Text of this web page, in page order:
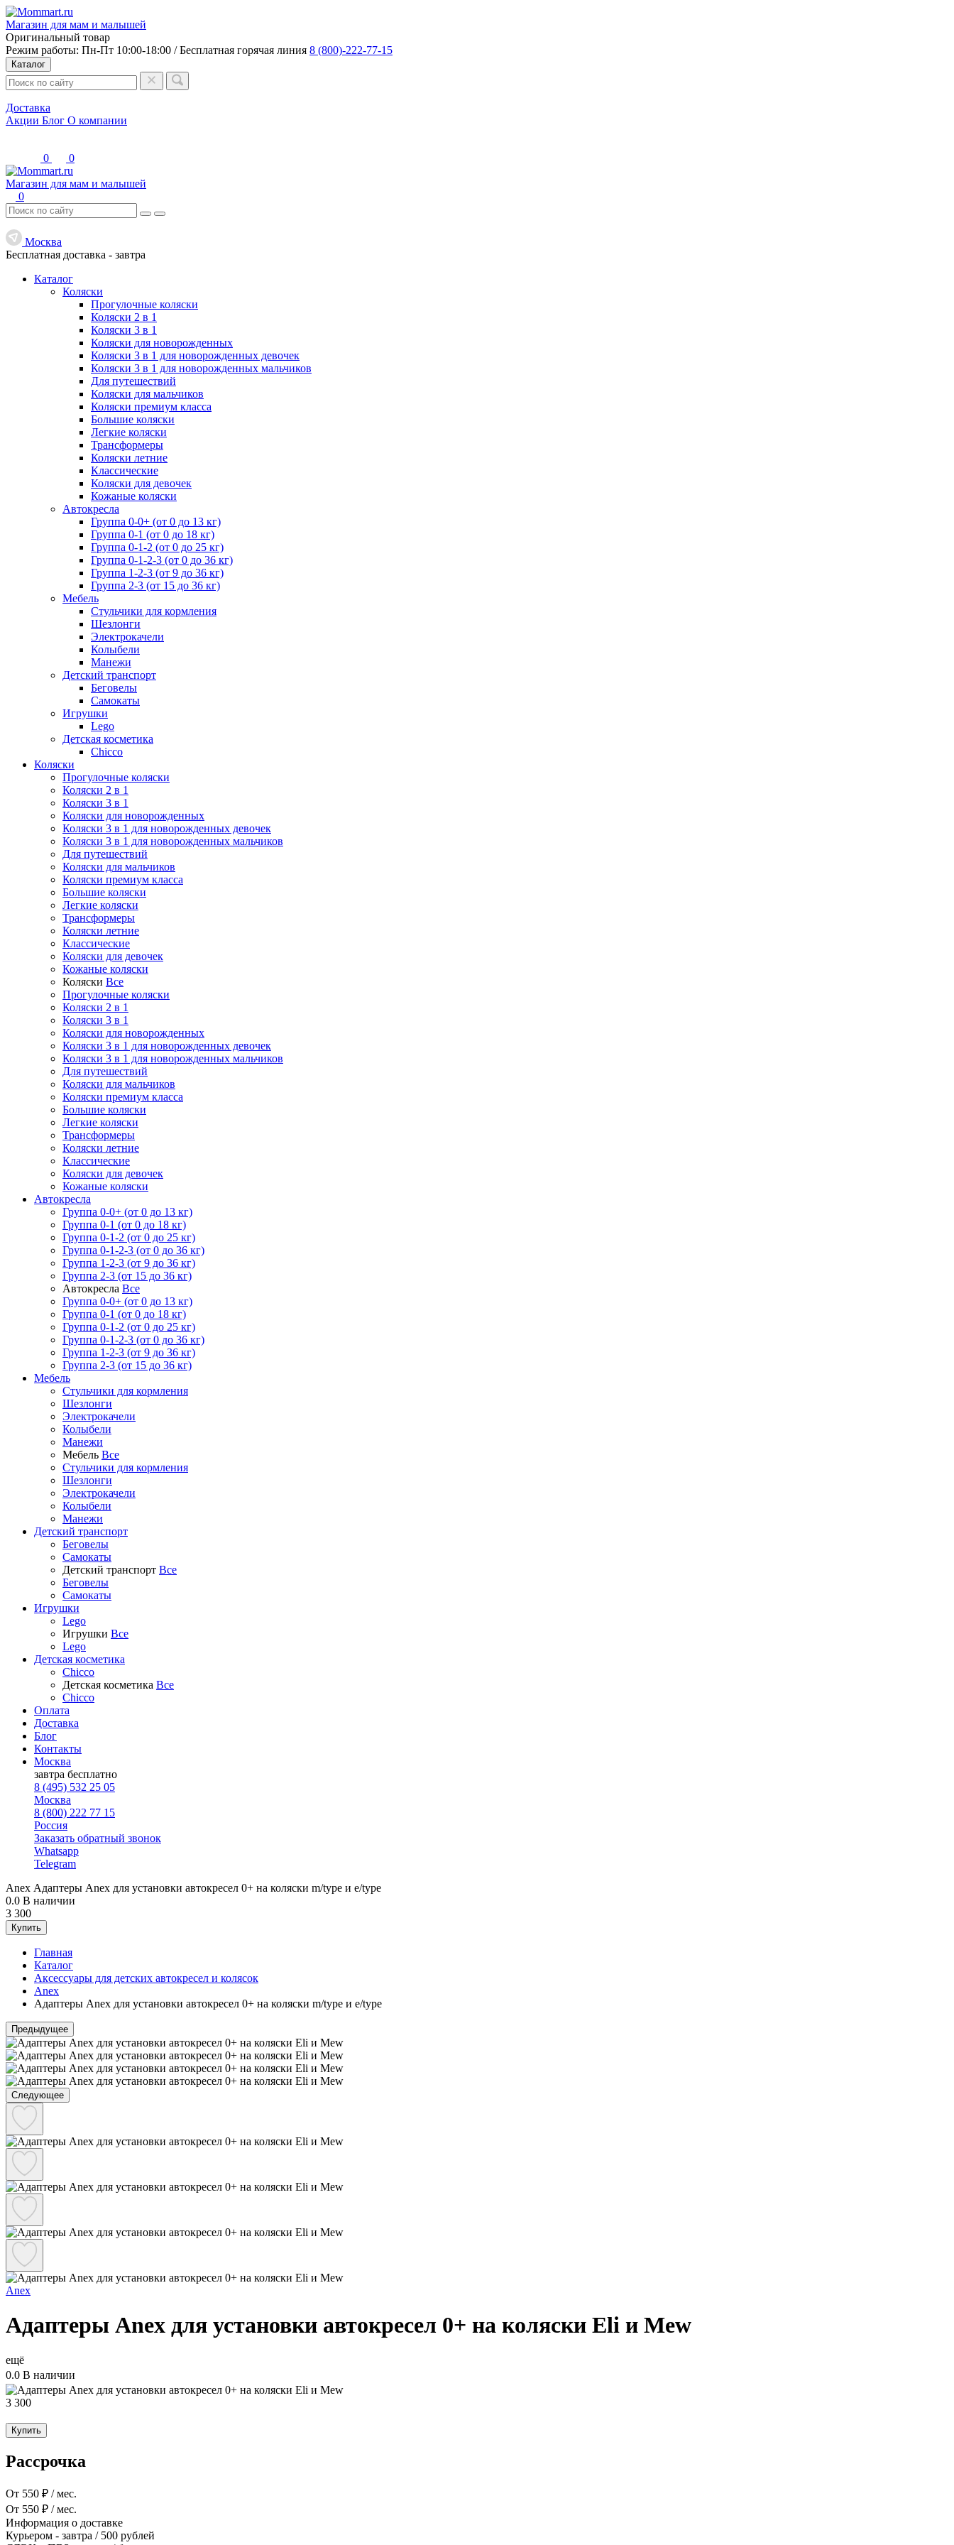
Магазин для мам и малышей
Оригинальный товар
Режим работы: Пн-Пт 10:00-18:00 / Бесплатная горячая линия 8 (800)-222-77-15
Каталог
Доставка
Акции Блог О компании
0 0
Магазин для мам и малышей
0
Москва
Бесплатная доставка - завтра
Каталог
Коляски
Прогулочные коляски
Коляски 2 в 1
Коляски 3 в 1
Коляски для новорожденных
Коляски 3 в 1 для новорожденных девочек
Коляски 3 в 1 для новорожденных мальчиков
Для путешествий
Коляски для мальчиков
Коляски премиум класса
Большие коляски
Легкие коляски
Трансформеры
Коляски летние
Классические
Коляски для девочек
Кожаные коляски
Автокресла
Группа 0-0+ (от 0 до 13 кг)
Группа 0-1 (от 0 до 18 кг)
Группа 0-1-2 (от 0 до 25 кг)
Группа 0-1-2-3 (от 0 до 36 кг)
Группа 1-2-3 (от 9 до 36 кг)
Группа 2-3 (от 15 до 36 кг)
Мебель
Cтульчики для кормления
Шезлонги
Электрокачели
Колыбели
Манежи
Детский транспорт
Беговелы
Самокаты
Игрушки
Lego
Детская косметика
Chicco
Коляски
Прогулочные коляски
Коляски 2 в 1
Коляски 3 в 1
Коляски для новорожденных
Коляски 3 в 1 для новорожденных девочек
Коляски 3 в 1 для новорожденных мальчиков
Для путешествий
Коляски для мальчиков
Коляски премиум класса
Большие коляски
Легкие коляски
Трансформеры
Коляски летние
Классические
Коляски для девочек
Кожаные коляски
Коляски Все
Прогулочные коляски
Коляски 2 в 1
Коляски 3 в 1
Коляски для новорожденных
Коляски 3 в 1 для новорожденных девочек
Коляски 3 в 1 для новорожденных мальчиков
Для путешествий
Коляски для мальчиков
Коляски премиум класса
Большие коляски
Легкие коляски
Трансформеры
Коляски летние
Классические
Коляски для девочек
Кожаные коляски
Автокресла
Группа 0-0+ (от 0 до 13 кг)
Группа 0-1 (от 0 до 18 кг)
Группа 0-1-2 (от 0 до 25 кг)
Группа 0-1-2-3 (от 0 до 36 кг)
Группа 1-2-3 (от 9 до 36 кг)
Группа 2-3 (от 15 до 36 кг)
Автокресла Все
Группа 0-0+ (от 0 до 13 кг)
Группа 0-1 (от 0 до 18 кг)
Группа 0-1-2 (от 0 до 25 кг)
Группа 0-1-2-3 (от 0 до 36 кг)
Группа 1-2-3 (от 9 до 36 кг)
Группа 2-3 (от 15 до 36 кг)
Мебель
Cтульчики для кормления
Шезлонги
Электрокачели
Колыбели
Манежи
Мебель Все
Cтульчики для кормления
Шезлонги
Электрокачели
Колыбели
Манежи
Детский транспорт
Беговелы
Самокаты
Детский транспорт Все
Беговелы
Самокаты
Игрушки
Lego
Игрушки Все
Lego
Детская косметика
Chicco
Детская косметика Все
Chicco
Оплата
Доставка
Блог
Контакты
Москва
завтра бесплатно
8 (495) 532 25 05
Москва
8 (800) 222 77 15
Россия
Заказать обратный звонок
Whatsapp
Telegram
Anex Адаптеры Anex для установки автокресел 0+ на коляски m/type и e/type
0.0 В наличии
3 300
Купить
Главная
Каталог
Аксессуары для детских автокресел и колясок
Anex
Адаптеры Anex для установки автокресел 0+ на коляски m/type и e/type
Предыдущее
Следующее
Anex
Адаптеры Anex для установки автокресел 0+ на коляски Eli и Mew
ещё
0.0 В наличии
3 300
Купить
Рассрочка
От 550 ₽ / мес.
От 550 ₽ / мес.
Информация о доставке
Курьером - завтра / 500 рублей